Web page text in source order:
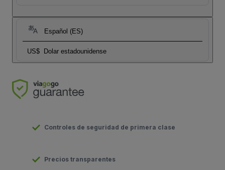
Español (ES)
US$ Dolar estadounidense
Controles de seguridad de primera clase
Precios transparentes